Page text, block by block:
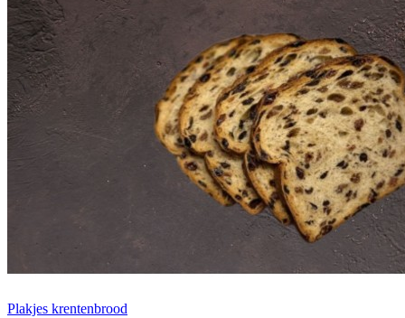
Plakjes krentenbrood